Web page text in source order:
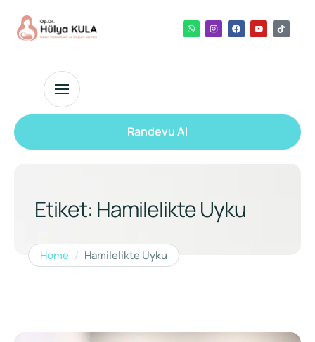
Randevu Al
Etiket: Hamilelikte Uyku
Home / Hamilelikte Uyku